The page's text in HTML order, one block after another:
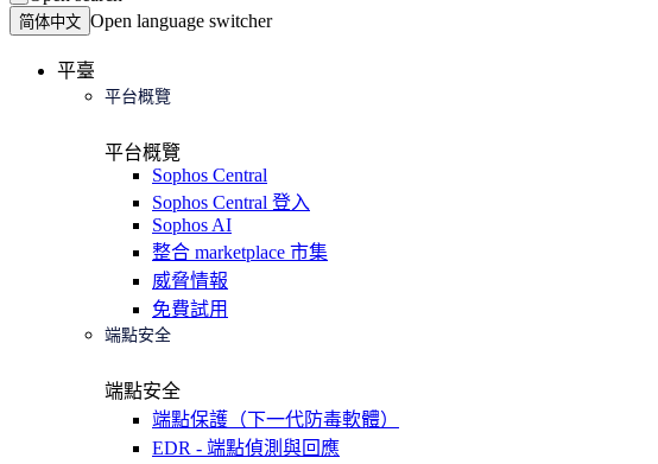
简体中文 Open language switcher
平臺
平台概覽
平台概覽
Sophos Central
Sophos Central 登入
Sophos AI
整合 marketplace 市集
威脅情報
免費試用
端點安全
端點安全
端點保護（下一代防毒軟體）
EDR - 端點偵測與回應